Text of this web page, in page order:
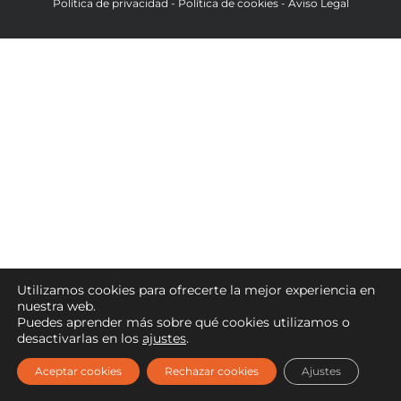
Política de privacidad - Política de cookies- Aviso Legal
Utilizamos cookies para ofrecerte la mejor experiencia en
nuestra web.
Puedes aprender más sobre qué cookies utilizamos o
desactivarlas en los ajustes.
Aceptar cookies Rechazar cookies Ajustes